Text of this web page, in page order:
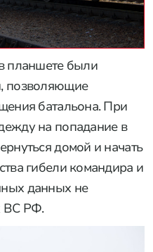
планшете были
позволяющие
батальона. При
на попадание в
домой и начать
гибели командира и
данных не
ВС РФ.